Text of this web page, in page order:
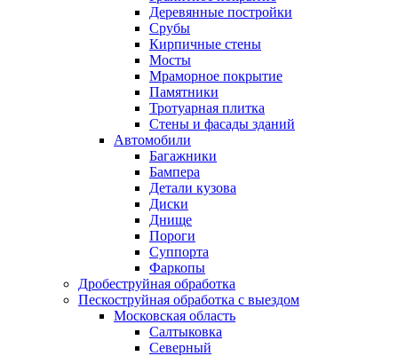
Деревянные постройки
Срубы
Кирпичные стены
Мосты
Мраморное покрытие
Памятники
Тротуарная плитка
Стены и фасады зданий
Автомобили
Багажники
Бампера
Детали кузова
Диски
Днище
Пороги
Суппорта
Фаркопы
Дробеструйная обработка
Пескоструйная обработка с выездом
Московская область
Салтыковка
Северный